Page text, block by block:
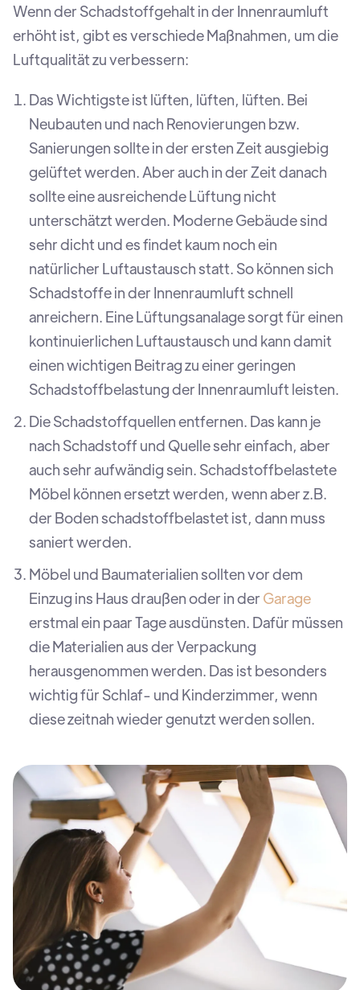
Wenn der Schadstoffgehalt in der Innenraumluft
erhöht ist, gibt es verschiede Maßnahmen, um die
Luftqualität zu verbessern:
Das Wichtigste ist lüften, lüften, lüften. Bei
Neubauten und nach Renovierungen bzw.
Sanierungen sollte in der ersten Zeit ausgiebig
gelüftet werden. Aber auch in der Zeit danach
sollte eine ausreichende Lüftung nicht
unterschätzt werden. Moderne Gebäude sind
sehr dicht und es findet kaum noch ein
natürlicher Luftaustausch statt. So können sich
Schadstoffe in der Innenraumluft schnell
anreichern. Eine Lüftungsanalage sorgt für einen
kontinuierlichen Luftaustausch und kann damit
einen wichtigen Beitrag zu einer geringen
Schadstoffbelastung der Innenraumluft leisten.
Die Schadstoffquellen entfernen. Das kann je
nach Schadstoff und Quelle sehr einfach, aber
auch sehr aufwändig sein. Schadstoffbelastete
Möbel können ersetzt werden, wenn aber z.B.
der Boden schadstoffbelastet ist, dann muss
saniert werden.
Möbel und Baumaterialien sollten vor dem
Einzug ins Haus draußen oder in der Garage
erstmal ein paar Tage ausdünsten. Dafür müssen
die Materialien aus der Verpackung
herausgenommen werden. Das ist besonders
wichtig für Schlaf- und Kinderzimmer, wenn
diese zeitnah wieder genutzt werden sollen.